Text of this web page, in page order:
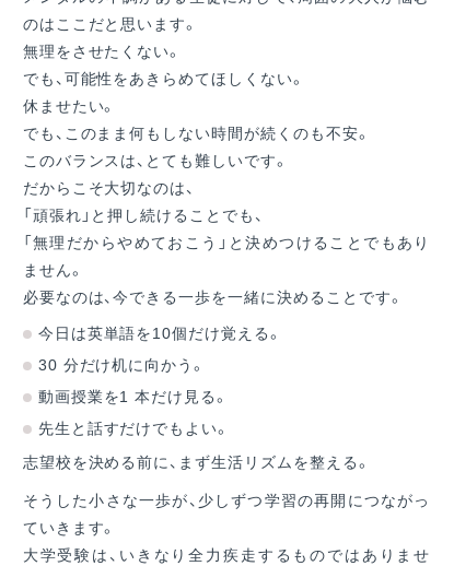
のはここだと思います。
無理をさせたくない。
でも、可能性をあきらめてほしくない。
休ませたい。
でも、このまま何もしない時間が続くのも不安。
このバランスは、とても難しいです。
だからこそ大切なのは、
「頑張れ」と押し続けることでも、
「無理だからやめておこう」と決めつけることでもあり
ません。
必要なのは、今できる一歩を一緒に決めることです。
今日は英単語を10個だけ覚える。
30 分だけ机に向かう。
動画授業を1 本だけ見る。
先生と話すだけでもよい。
志望校を決める前に、まず生活リズムを整える。
そうした小さな一歩が、少しずつ学習の再開につながっ
ていきます。
大学受験は、いきなり全力疾走するものではありませ